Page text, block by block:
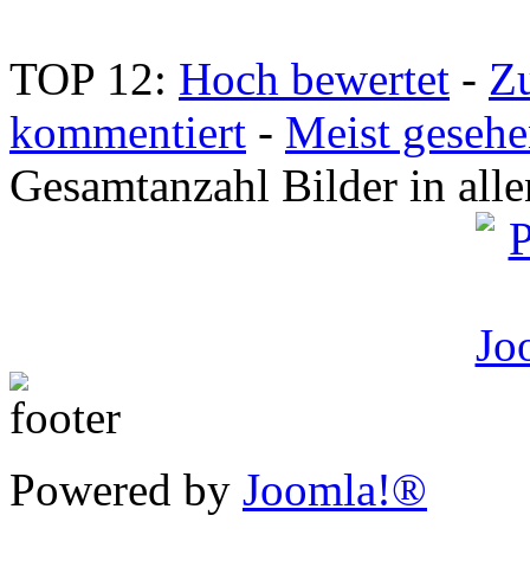
TOP 12: Hoch bewertet -
kommentiert - Meist
Gesamtanzahl Bilder in
Powered by Joomla!®